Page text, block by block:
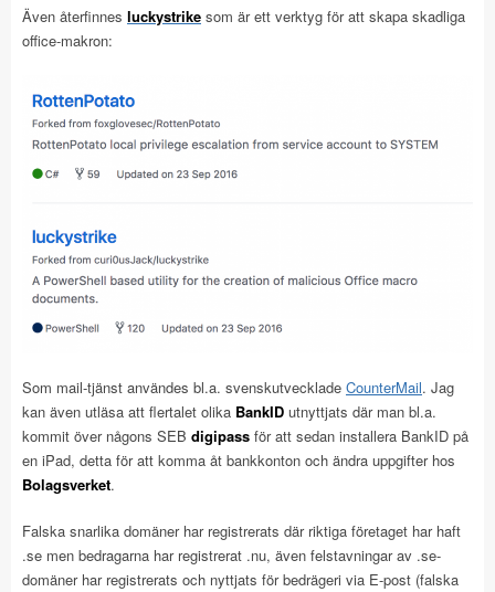
Även återfinnes luckystrike som är ett verktyg för att skapa skadliga
office-makron:
Som mail-tjänst användes bl.a. svenskutvecklade CounterMail. Jag
kan även utläsa att flertalet olika BankID utnyttjats där man bl.a.
kommit över någons SEB digipass för att sedan installera BankID på
en iPad, detta för att komma åt bankkonton och ändra uppgifter hos
Bolagsverket.
Falska snarlika domäner har registrerats där riktiga företaget har haft
.se men bedragarna har registrerat .nu, även felstavningar av .se-
domäner har registrerats och nyttjats för bedrägeri via E-post (falska